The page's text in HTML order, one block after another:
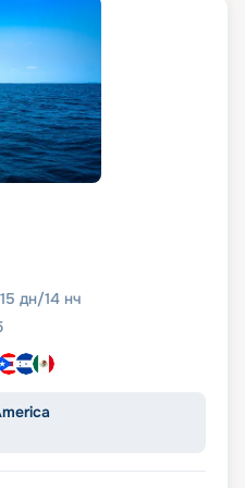
15 дн/14 нч